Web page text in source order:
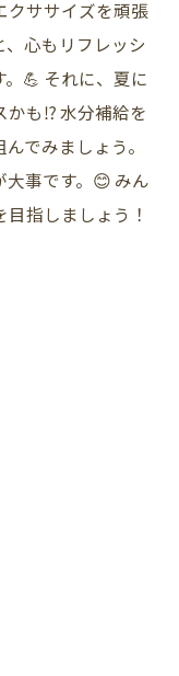
クササイズを頑張
心もリフレッシ
💪 それに、夏に
かも⁉️ 水分補給を
でみましょう。
事です。😊 みん
指しましょう！